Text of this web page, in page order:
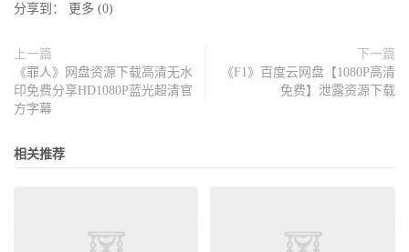
分享到： 更多 (0)
上一篇
《罪人》网盘资源下载高清无水
印免费分享HD1080P蓝光超清官
方字幕
下一篇
《F1》百度云网盘【1080P高清
免费】泄露资源下载
相关推荐